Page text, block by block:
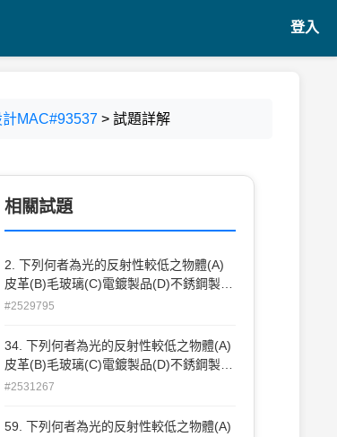
登入
MAC#93537 > 試題詳解
相關試題
2. 下列何者為光的反射性較低之物體(A)
皮革(B)毛玻璃(C)電鍍製品(D)不銹鋼製
品。
#2529795
34. 下列何者為光的反射性較低之物體(A)
皮革(B)毛玻璃(C)電鍍製品(D)不銹鋼製
品。
#2531267
59. 下列何者為光的反射性較低之物體(A)